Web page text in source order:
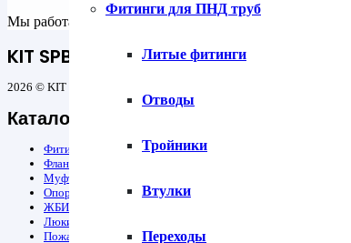
Фитинги для ПНД труб
Литые фитинги
Отводы
Тройники
Втулки
Переходы
Мы работаем только с надежными поставщиками, что
KIT SPB
2026 © KIT SPB — все для строительства инженерных сетей
Каталог
Фитинги для труб
Фланцы
Муфты защитные ПЭ
Опорно-направляющие кольца ОНК и герметизирующие
ЖБИ
Люки
Пожарное оборудование